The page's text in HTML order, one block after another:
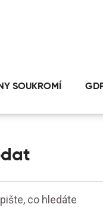
SOUKROMÍ